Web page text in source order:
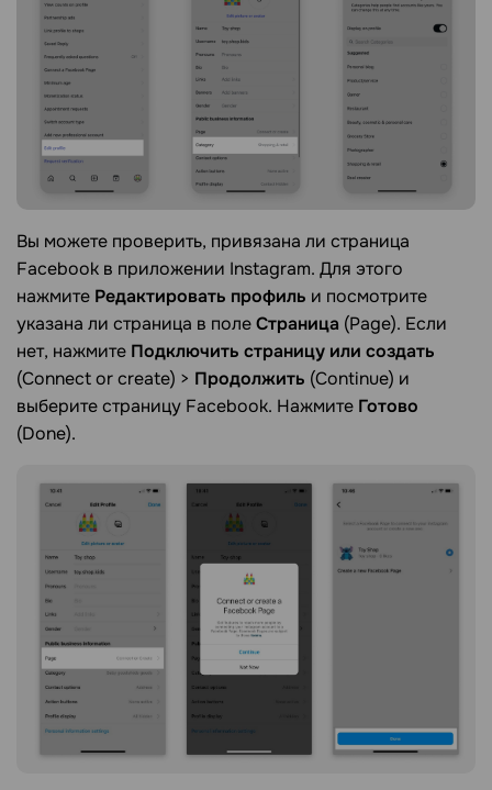
Вы можете проверить, привязана ли страница
Facebook в приложении Instagram. Для этого
нажмите Редактировать профиль и посмотрите
указана ли страница в полеСтраница (Page). Если
нет, нажмите Подключить страницу или создать
(Connect or create) > Продолжить (Continue) и
выберите страницу Facebook. Нажмите Готово
(Done).